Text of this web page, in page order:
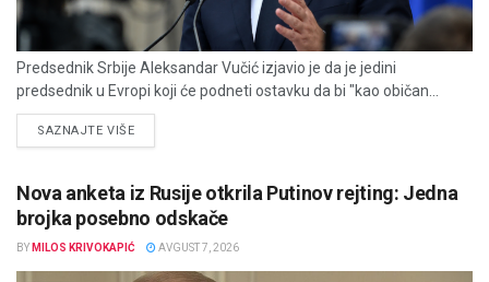
Predsednik Srbije Aleksandar Vučić izjavio je da je jedini
predsednik u Evropi koji će podneti ostavku da bi "kao običan...
SAZNAJTE VIŠEDETAILS
Nova anketa iz Rusije otkrila Putinov rejting: Jedna
brojka posebno odskače
BY MILOS KRIVOKAPIĆ AVGUST 7, 2026